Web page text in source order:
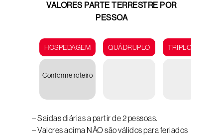
VALORES PARTE TERRESTRE POR
PESSOA
HOSPEDAGEM QUÁDRUPLO TRIPLO
Conforme roteiro
– Saídas diárias a partir de 2 pessoas.
– Valores acima NÃO são válidos para feriados